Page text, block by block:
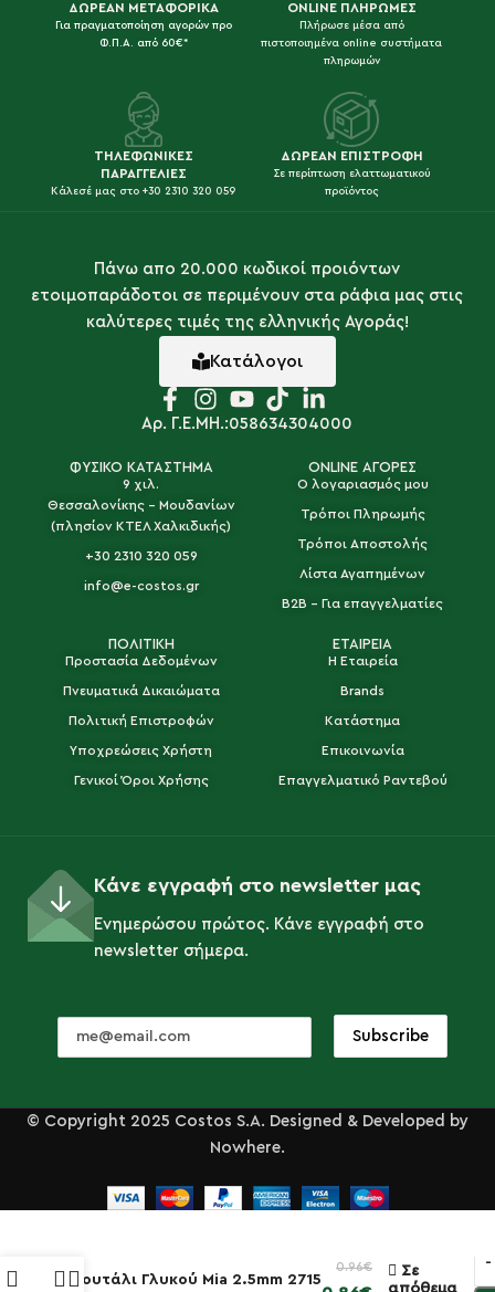
ΔΩΡΕΑΝ ΜΕΤΑΦΟΡΙΚΑ
Για πραγματοποίηση αγορών προ
Φ.Π.Α. από 60€*
ONLINE ΠΛΗΡΩΜΕΣ
Πλήρωσε μέσα από
πιστοποιημένα online συστήματα
πληρωμών
ΤΗΛΕΦΩΝΙΚΕΣ
ΠΑΡΑΓΓΕΛΙΕΣ
Κάλεσέ μας στο +30 2310 320 059
ΔΩΡΕΑΝ ΕΠΙΣΤΡΟΦΗ
Σε περίπτωση ελαττωματικού
προϊόντος
Πάνω απο 20.000 κωδικοί προιόντων
ετοιμοπαράδοτοι σε περιμένουν στα ράφια μας στις
καλύτερες τιμές της ελληνικής Αγοράς!
Κατάλογοι
Αρ. Γ.Ε.ΜΗ.:058634304000
ΦΥΣΙΚΟ ΚΑΤΑΣΤΗΜΑ
9 χιλ.
Θεσσαλονίκης - Μουδανίων
(πλησίον ΚΤΕΛ Χαλκιδικής)
+30 2310 320 059
info@e-costos.gr
ONLINE ΑΓΟΡΕΣ
Ο λογαριασμός μου
Τρόποι Πληρωμής
Τρόποι Αποστολής
Λίστα Αγαπημένων
B2B - Για επαγγελματίες
ΠΟΛΙΤΙΚΗ
Προστασία Δεδομένων
Πνευματικά Δικαιώματα
Πολιτική Επιστροφών
Υποχρεώσεις Χρήστη
Γενικοί Όροι Χρήσης
ΕΤΑΙΡΕΙΑ
Η Εταιρεία
Brands
Κατάστημα
Επικοινωνία
Επαγγελματικό Ραντεβού
Κάνε εγγραφή στο newsletter μας
Ενημερώσου πρώτος. Κάνε εγγραφή στο
newsletter σήμερα.
© Copyright 2025 Costos S.A. Designed & Developed by
Nowhere.
Κουτάλι Γλυκού Mia 2.5mm 2715
0.96€
Σε
απόθεμα